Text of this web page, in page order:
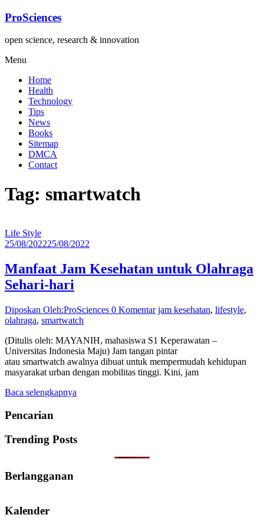
Lompat
konten
ProSciences
open science, research & innovation
Menu
Home
Health
Technology
Tips
News
Books
Sitemap
DMCA
Contact
Tag: smartwatch
Life Style
25/08/202225/08/2022
Manfaat Jam Kesehatan untuk Olahraga
Sehari-hari
Diposkan Oleh:ProSciences 0 Komentar jam kesehatan, lifestyle,
olahraga, smartwatch
(Ditulis oleh: MAYANIH, mahasiswa S1 Keperawatan –
Universitas Indonesia Maju) Jam tangan pintar
atau smartwatch awalnya dibuat untuk mempermudah kehidupan
masyarakat urban dengan mobilitas tinggi. Kini, jam
Baca selengkapnya
Pencarian
Trending Posts
Berlangganan
Kalender